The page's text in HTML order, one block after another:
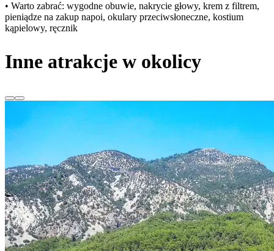
• Warto zabrać: wygodne obuwie, nakrycie głowy, krem z filtrem,
pieniądze na zakup napoi, okulary przeciwsłoneczne, kostium
kąpielowy, ręcznik
Inne atrakcje w okolicy